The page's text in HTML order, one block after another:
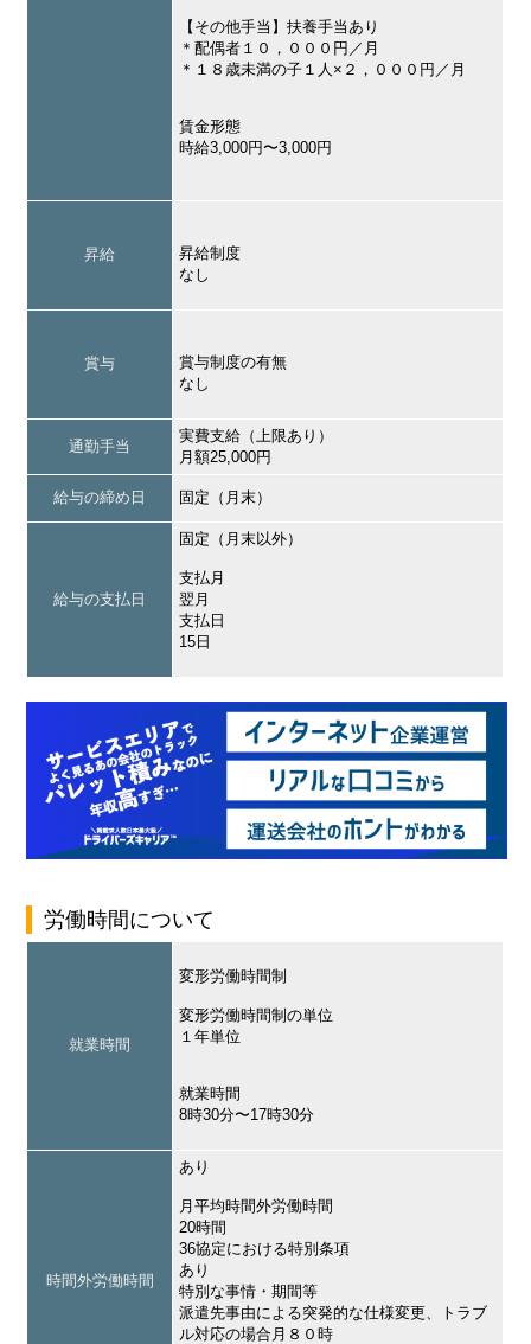
【その他手当】扶養手当あり
＊配偶者１０，０００円／月
＊１８歳未満の子１人×２，０００円／月
賃金形態
時給3,000円〜3,000円
昇給
昇給制度
なし
賞与
賞与制度の有無
なし
通勤手当
実費支給（上限あり）
月額25,000円
給与の締め日 固定（月末）
給与の支払日
固定（月末以外）
支払月
翌月
支払日
15日
労働時間について
就業時間
変形労働時間制
変形労働時間制の単位
１年単位
就業時間
8時30分〜17時30分
時間外労働時間
あり
月平均時間外労働時間
20時間
36協定における特別条項
あり
特別な事情・期間等
派遣先事由による突発的な仕様変更、トラブ
ル対応の場合月８０時